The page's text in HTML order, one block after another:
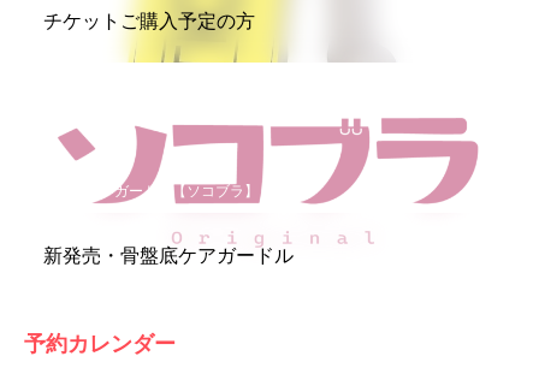
チケットご購入予定の方
骨盤底ケアガードル【ソコブラ】
新発売・骨盤底ケアガードル
予約カレンダー